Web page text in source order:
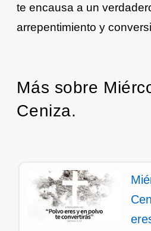
te encausa a un
arrepentimiento y
Más sobre
Ceniza.